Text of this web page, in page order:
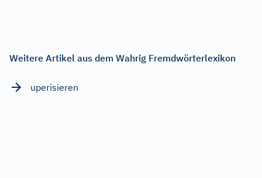
Weitere Artikel aus dem Wahrig Fremdwörterlexikon
uperisieren